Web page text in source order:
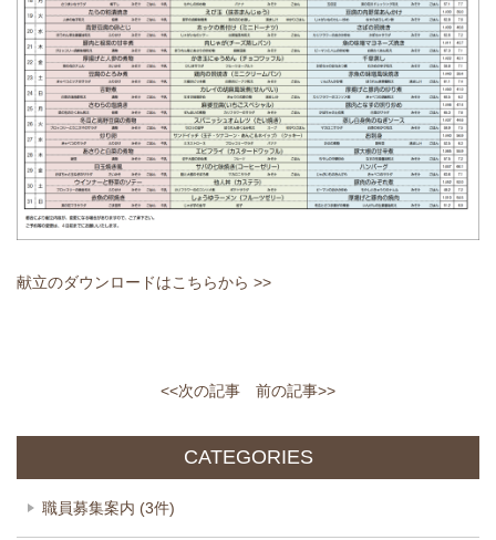
献立のダウンロードはこちらから >>
<<次の記事 前の記事>>
CATEGORIES
職員募集案内 (3件)